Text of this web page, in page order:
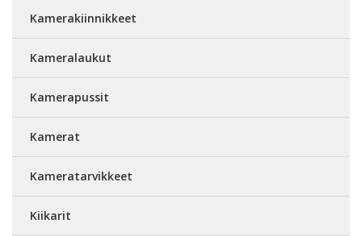
Kamerakiinnikkeet
Kameralaukut
Kamerapussit
Kamerat
Kameratarvikkeet
Kiikarit